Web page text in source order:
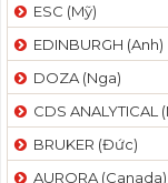
ESC (Mỹ)
EDINBURGH (Anh)
DOZA (Nga)
CDS ANALYTICAL
BRUKER (Đức)
AURORA (Canada)